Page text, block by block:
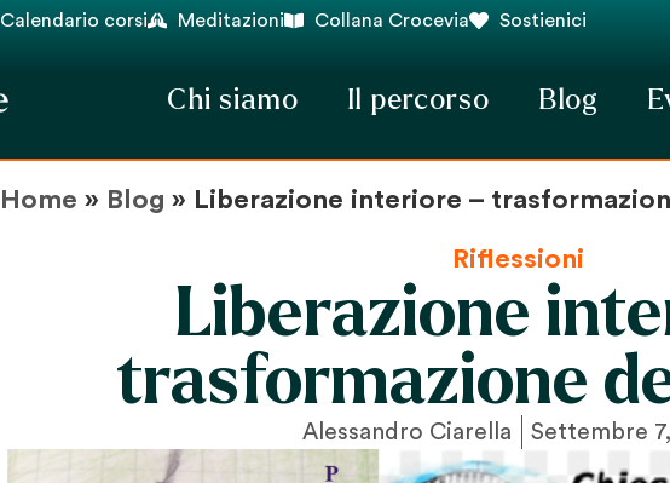
Calendario corsi Meditazioni Collana Crocevia Sostienici
Chi siamo Il percorso Blog
Home » Blog » Liberazione interiore –
Riflessioni
Liberazione
trasformazione
Alessandro Ciarella Settembre